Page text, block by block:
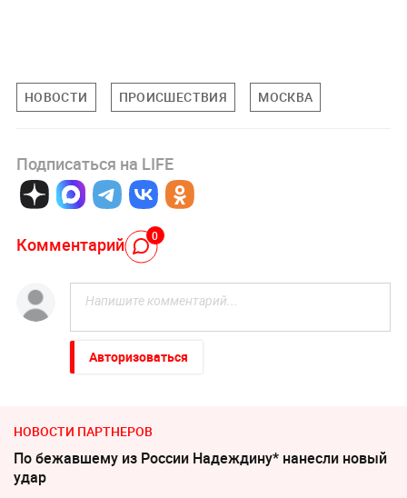
НОВОСТИ ПРОИСШЕСТВИЯ МОСКВА
Подписаться на LIFE
Комментарий 0
Авторизоваться
НОВОСТИ ПАРТНЕРОВ
По бежавшему из России Надеждину* нанесли новый
удар